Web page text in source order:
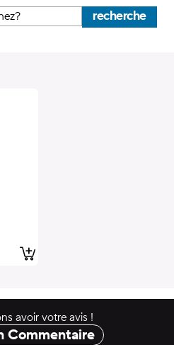
recherche
ajouter au panier
avoir votre avis !
Commentaire